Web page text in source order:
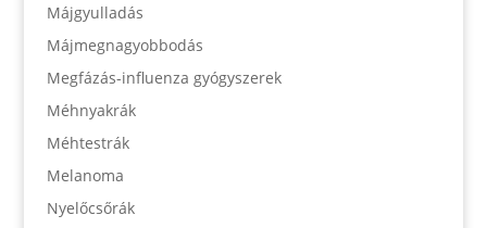
Májgyulladás
Májmegnagyobbodás
Megfázás-influenza gyógyszerek
Méhnyakrák
Méhtestrák
Melanoma
Nyelőcsőrák